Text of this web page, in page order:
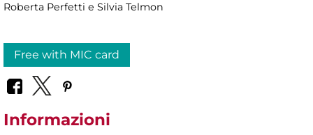
Roberta Perfetti e Silvia Telmon
Free with MIC card
Informazioni